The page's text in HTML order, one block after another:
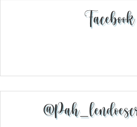
Facebook